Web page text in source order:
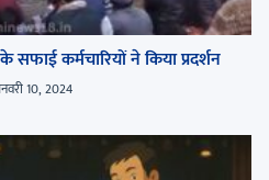
कर्मचारियों ने किया प्रदर्शन
10, 2024